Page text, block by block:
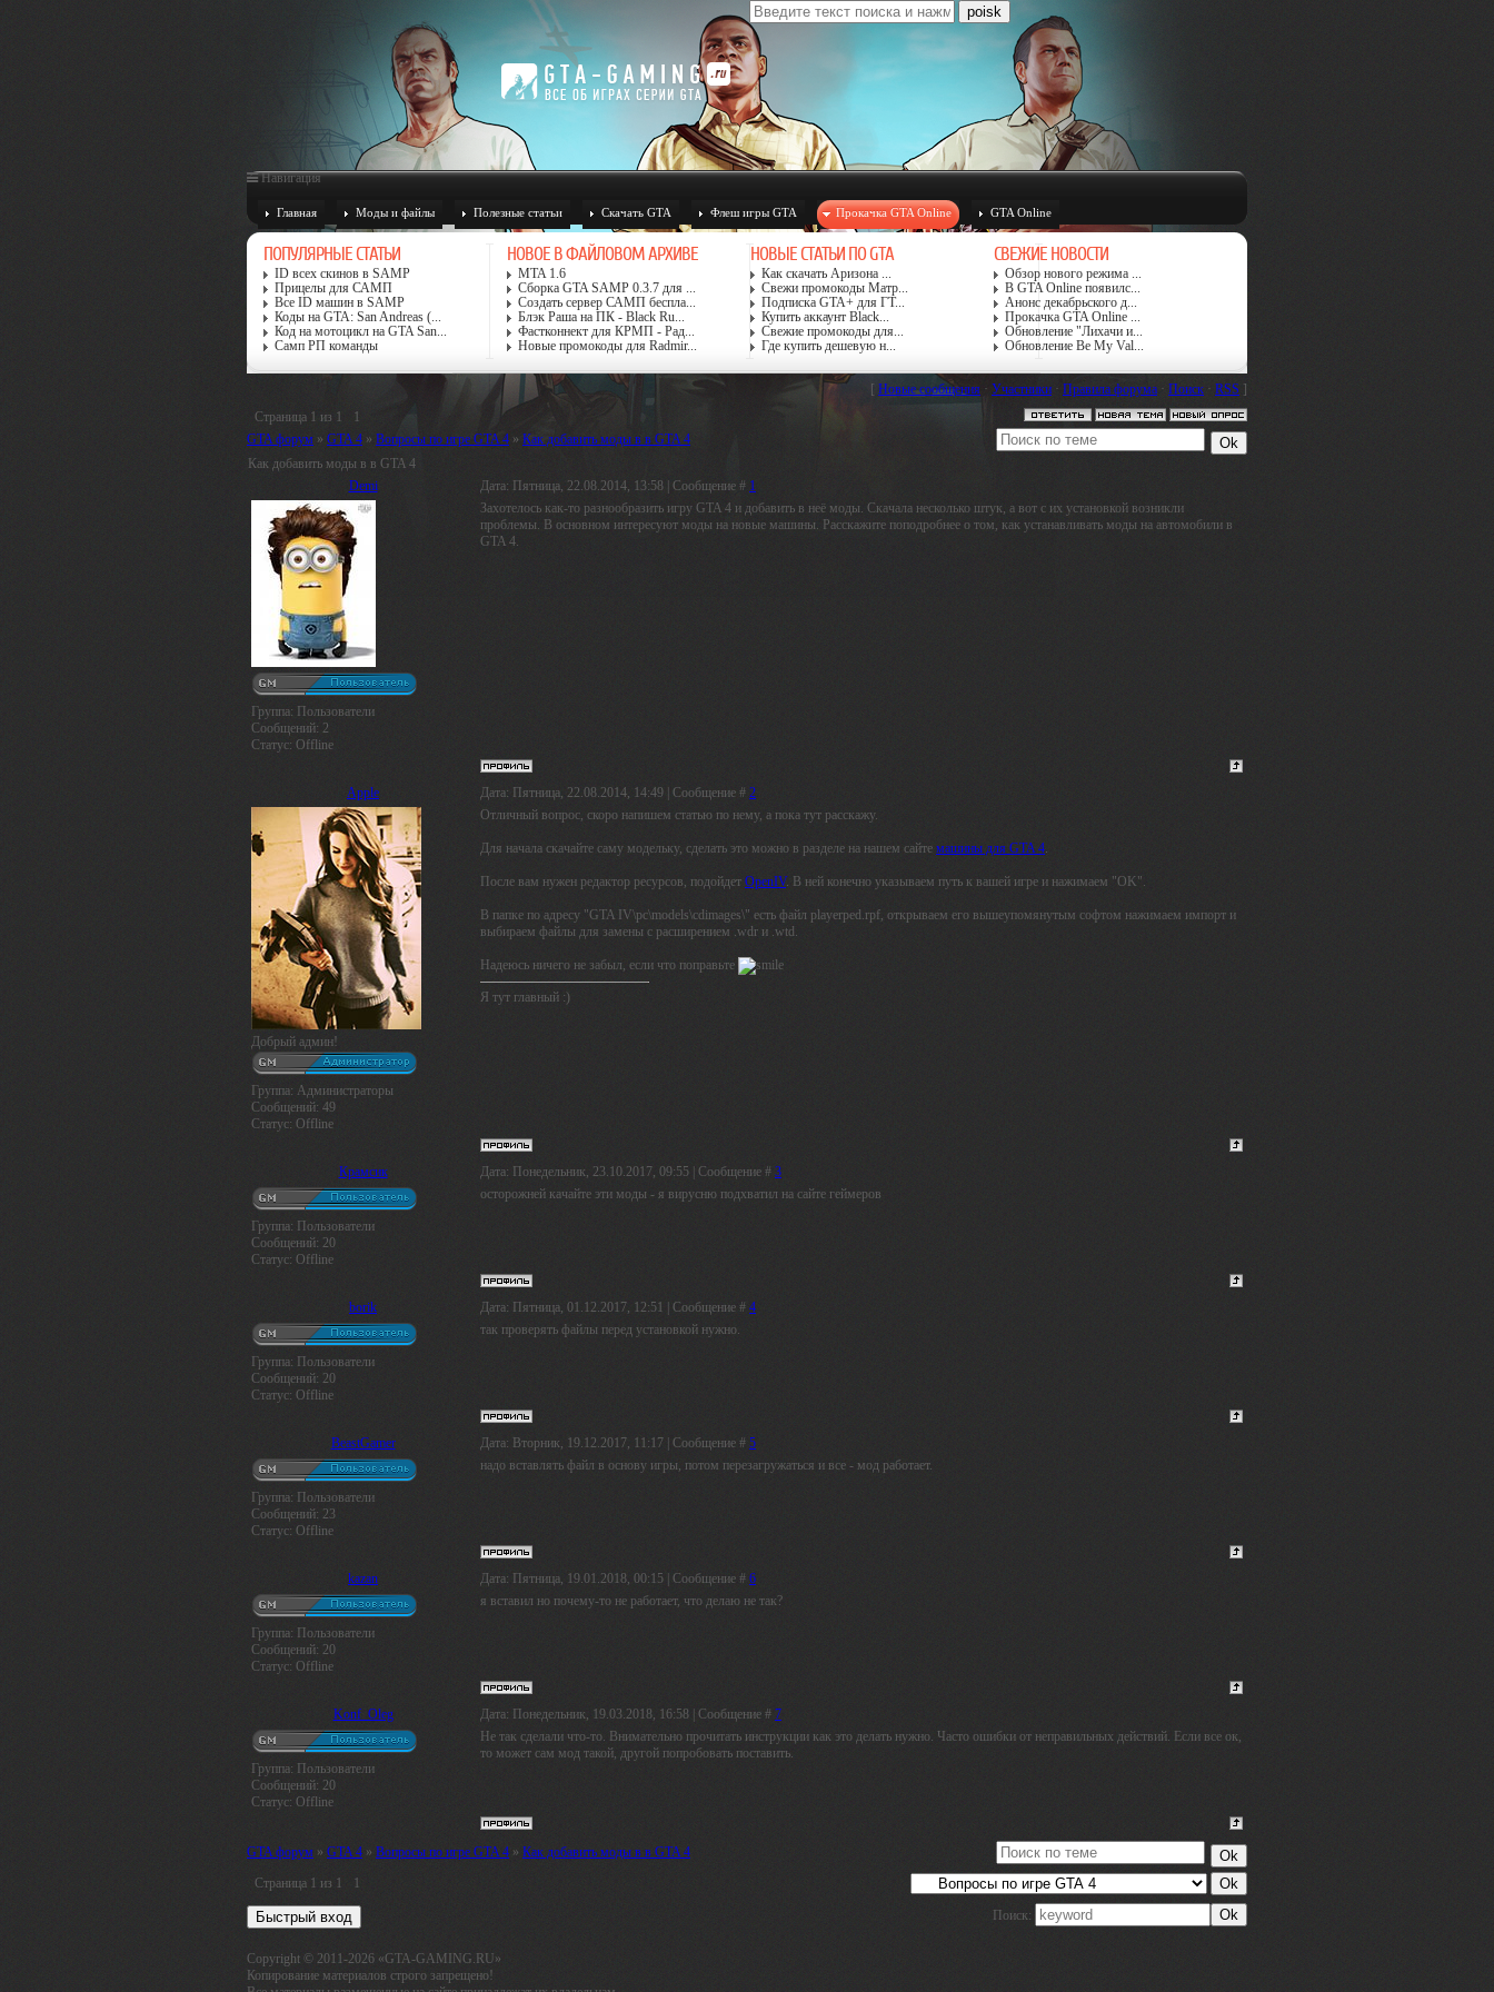
Навигация
Главная Моды и файлы Полезные статьи Скачать GTA Флеш игры GTA Прокачка GTA Online GTA Online
ПОПУЛЯРНЫЕ СТАТЬИ
ID всех скинов в SAMP
Прицелы для САМП
Все ID машин в SAMP
Коды на GTA: San Andreas (...
Код на мотоцикл на GTA San...
Самп РП команды
НОВОЕ В ФАЙЛОВОМ АРХИВЕ
MTA 1.6
Сборка GTA SAMP 0.3.7 для ...
Создать сервер САМП беспла...
Блэк Раша на ПК - Black Ru...
Фастконнект для КРМП - Рад...
Новые промокоды для Radmir...
НОВЫЕ СТАТЬИ ПО GTA
Как скачать Аризона ...
Свежи промокоды Матр...
Подписка GTA+ для ГТ...
Купить аккаунт Black...
Свежие промокоды для...
Где купить дешевую н...
СВЕЖИЕ НОВОСТИ
Обзор нового режима ...
В GTA Online появилс...
Анонс декабрьского д...
Прокачка GTA Online ...
Обновление "Лихачи и...
Обновление Be My Val...
[ Новые сообщения · Участники · Правила форума · Поиск · RSS ]
Страница 1 из 1
1
GTA форум » GTA 4 » Вопросы по игре GTA 4 » Как добавить моды в в GTA 4
Как добавить моды в в GTA 4
Demi
Дата: Пятница, 22.08.2014, 13:58 | Сообщение # 1
Группа: Пользователи
Сообщений: 2
Статус: Offline
Захотелось как-то разнообразить игру GTA 4 и добавить в неё моды. Скачала несколько штук, а вот с их установкой возникли
проблемы. В основном интересуют моды на новые машины. Расскажите поподробнее о том, как устанавливать моды на автомобили в
GTA 4.
Apple Дата: Пятница, 22.08.2014, 14:49 | Сообщение # 2
Добрый админ!
Группа: Администраторы
Сообщений: 49
Статус: Offline
Отличный вопрос, скоро напишем статью по нему, а пока тут расскажу.
Для начала скачайте саму модельку, сделать это можно в разделе на нашем сайте машины для GTA 4.
После вам нужен редактор ресурсов, подойдет OpenIV. В ней конечно указываем путь к вашей игре и нажимаем "OK".
В папке по адресу "GTA IV\pc\models\cdimages\" есть файл playerped.rpf, открываем его вышеупомянутым софтом нажимаем импорт и
выбираем файлы для замены с расширением .wdr и .wtd.
Надеюсь ничего не забыл, если что поправьте
Я тут главный :)
Крамсик Дата: Понедельник, 23.10.2017, 09:55 | Сообщение # 3
Группа: Пользователи
Сообщений: 20
Статус: Offline
осторожней качайте эти моды - я вирусню подхватил на сайте геймеров
borik Дата: Пятница, 01.12.2017, 12:51 | Сообщение # 4
Группа: Пользователи
Сообщений: 20
Статус: Offline
так проверять файлы перед установкой нужно.
BeastGamer Дата: Вторник, 19.12.2017, 11:17 | Сообщение # 5
Группа: Пользователи
Сообщений: 23
Статус: Offline
надо вставлять файл в основу игры, потом перезагружаться и все - мод работает.
kazan Дата: Пятница, 19.01.2018, 00:15 | Сообщение # 6
Группа: Пользователи
Сообщений: 20
Статус: Offline
я вставил но почему-то не работает, что делаю не так?
Konf_Oleg Дата: Понедельник, 19.03.2018, 16:58 | Сообщение # 7
Группа: Пользователи
Сообщений: 20
Статус: Offline
Не так сделали что-то. Внимательно прочитать инструкции как это делать нужно. Часто ошибки от неправильных действий. Если все ок,
то может сам мод такой, другой попробовать поставить.
GTA форум » GTA 4 » Вопросы по игре GTA 4 » Как добавить моды в в GTA 4
Страница 1 из 1 1
Поиск:
Copyright © 2011-2026 «GTA-GAMING.RU»
Копирование материалов строго запрещено!